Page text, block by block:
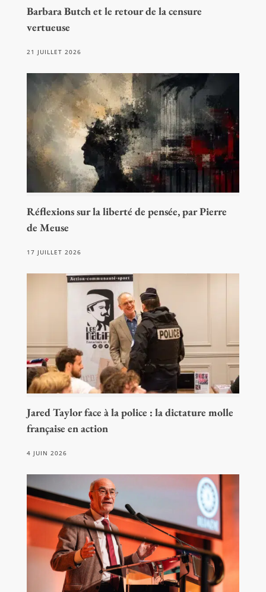
Barbara Butch et le retour de la censure
vertueuse
21 JUILLET 2026
Réflexions sur la liberté de pensée, par Pierre
de Meuse
17 JUILLET 2026
Jared Taylor face à la police : la dictature molle
française en action
4 JUIN 2026